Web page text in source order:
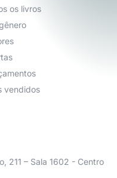
os livros
vendidos
211 – Sala 1602 - Centro